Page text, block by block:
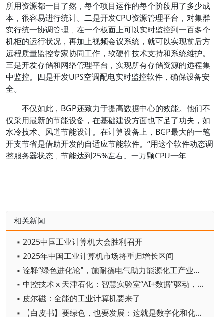
所用资源都一目了然，每个项目运作的每个阶段用了多少成
本，很容易进行统计。二是开发CPU资源管理平台，对集群
实行统一协调管理，在一个板面上可以实时监控到一百多个
机柜的运行状况，再加上视频会议系统，就可以实现前后方
远程质量监控专家协同工作，软硬件技术支持和系统维护。
三是开发存储和网络管理平台，实现所有存储资源的远程集
中监控。四是开发UPS空调配电实时监控软件，确保设备安
全。
不仅如此，BGP还致力于提高数据中心的效能。他们不
仅采用最新的节能设备，在基础建设方面也下足了功夫，如
水冷技术、风道节能设计。在计算设备上，BGP最大的一笔
开支节省是借助开发的自适应节能软件。“用这个软件动态调
整服务器状态，节能达到25%左右。一万颗CPU一年
相关新闻
▪ 2025中国工业计算机大会胜利召开
▪ 2025年中国工业计算机市场将重归增长区间
▪ 诠释“绿色进化论”，施耐德电气助力能源化工产业可持续发展
▪ 中控技术 x 天津石化：智慧实验室“AI+数据”驱动，年省成本超900万
▪ 皮尔磁：全能的工业计算机要来了
▪ 【白皮书】要绿色，也要发展：这就是数字化和化工热血沸腾的组合技！